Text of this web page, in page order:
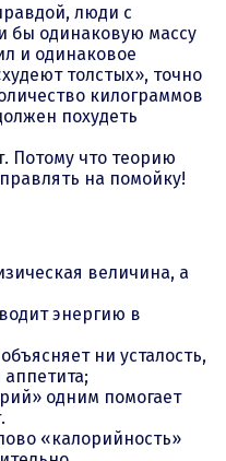
люди с
бы одинаковую массу
и одинаковое
толстых», точно
килограммов
похудеть
Потому что теорию
на помойку!
величина, а
энергию в
ни усталость,
одним помогает
«калорийность»